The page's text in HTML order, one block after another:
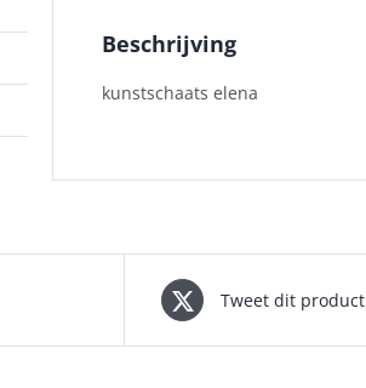
Beschrijving
kunstschaats elena
Tweet dit product